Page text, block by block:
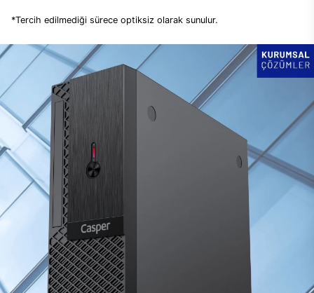
*Tercih edilmediği sürece optiksiz olarak sunulur.